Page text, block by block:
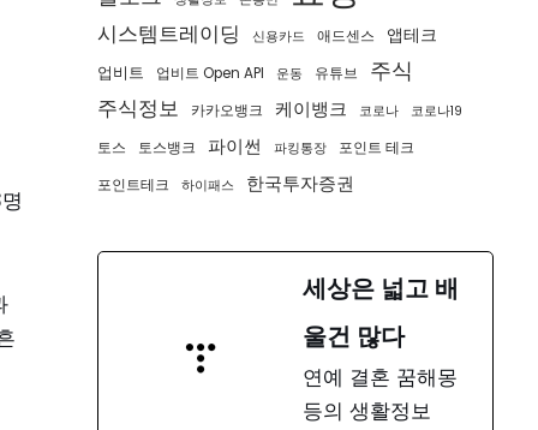
시스템트레이딩 신용카드 애드센스 앱테크
업비트 업비트 Open API 운동 유튜브 주식
주식정보 카카오뱅크 케이뱅크 코로나 코로나19
토스 토스뱅크 파이썬 파킹통장
포인트 테크
포인트테크
하이패스 한국투자증권
세상은 넓고 배
울건 많다
연예 결혼 꿈해몽
등의 생활정보